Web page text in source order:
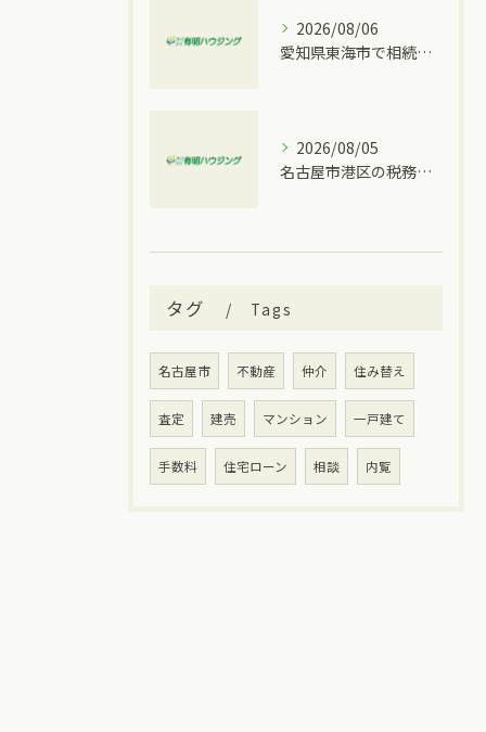
2026/08/06
愛知県東海市で相続トラブルが発生した時に取るべき具体的な手順と窓口比較
2026/08/05
名古屋市港区の税務情報と相続税の相談先を一度に分かりやすく整理
タグ Tags
名古屋市 不動産 仲介 住み替え
査定 建売 マンション 一戸建て
手数料 住宅ローン 相談 内覧